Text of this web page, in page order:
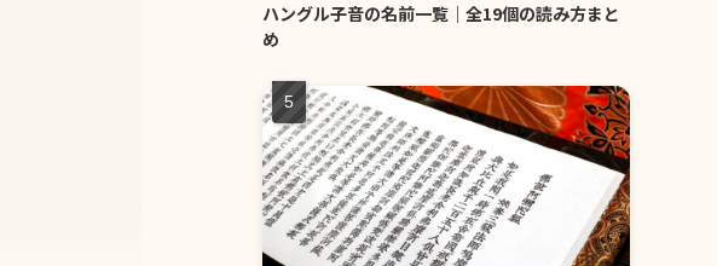
ハングル子音の名前一覧｜全19個の読み方まと
め